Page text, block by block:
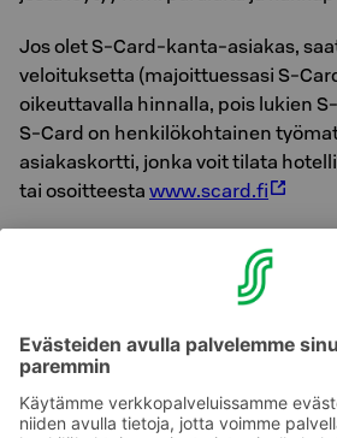
Jos olet S-Card-kanta-asiakas,
veloituksetta (majoittuessasi S-
oikeuttavalla hinnalla, pois lukien
S-Card on henkilökohtainen
asiakaskortti, jonka voit tilata
tai osoitteesta www.scard.fi
Sokos Hotels -ketju ja Best Friend
kanssa matkustaville mukavat
joka tekee reissaamisesta entistä
Ilmoitathan hotellivarauksen
matkustaa koira. Koirien lisäksi
lemmikkieläimet ovat lämpimästi